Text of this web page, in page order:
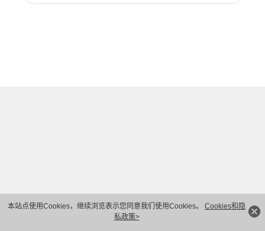
本站点使用Cookies，继续浏览表示您同意我们使用Cookies。 Cookies和隐
私政策>